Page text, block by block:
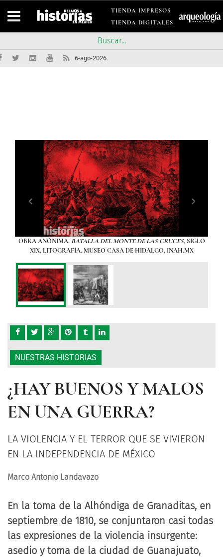
TIENDA IMPRESOS
TIENDA DIGITALES
6-ago-2026.
OBRA ANÓNIMA, BATALLA DEL MONTE DE LAS CRUCES, SIGLO
XIX, LITOGRAFÍA. MUSEO CASA DE HIDALGO, INAH.MX
NUESTRAS HISTORIAS
¿HAY BUENOS Y MALOS
EN UNA GUERRA?
LA VIOLENCIA Y EL TERROR QUE SE VIVIERON
EN LA INDEPENDENCIA DE MÉXICO
Marco Antonio Landavazo
En la toma de la Alhóndiga de Granaditas, en
septiembre de 1810, se conjuntaron casi todas
las expresiones de la violencia insurgente:
asedio y toma de la ciudad de Guanajuato,